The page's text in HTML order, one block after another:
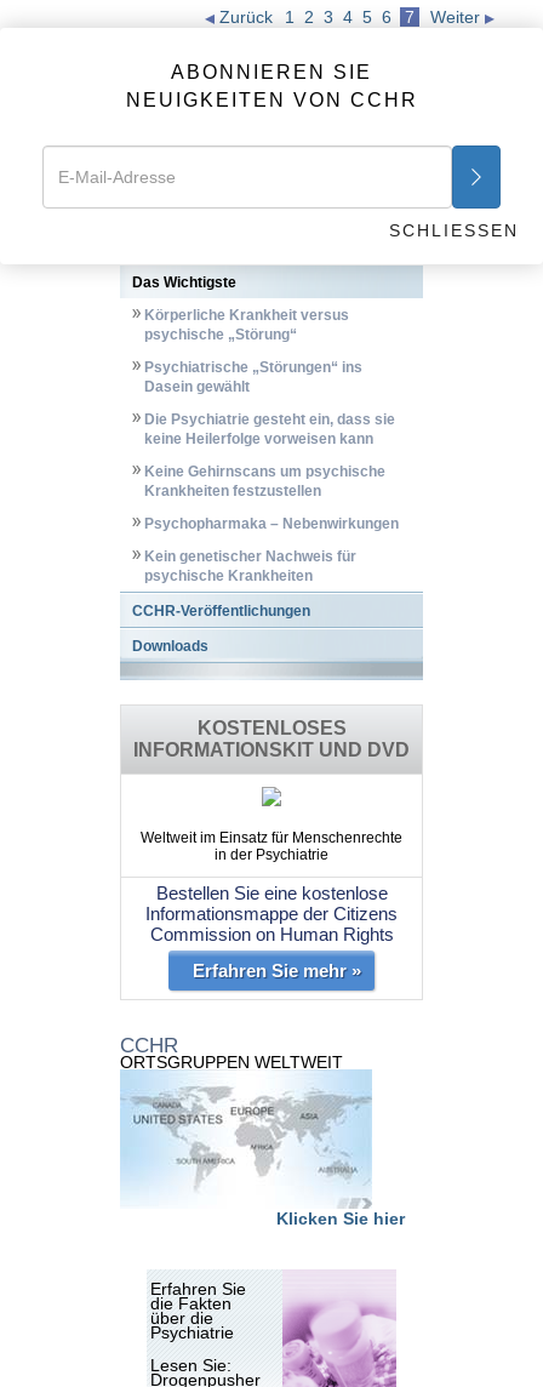
Weiter
1 2 3 4 5 6 7
Zurück
ABONNIEREN SIE
Das Wichtigste
Körperliche Krankheit versus
psychische „Störung“
Psychiatrische „Störungen“ ins
Dasein gewählt
Die Psychiatrie gesteht ein, dass sie
keine Heilerfolge vorweisen kann
Keine Gehirnscans um psychische
Krankheiten festzustellen
Psychopharmaka – Nebenwirkungen
Kein genetischer Nachweis für
psychische Krankheiten
CCHR-Veröffentlichungen
Downloads
KOSTENLOSES
INFORMATIONSKIT UND DVD
Weltweit im Einsatz für Menschenrechte
in der Psychiatrie
Bestellen Sie eine kostenlose
Informationsmappe der Citizens
Commission on Human Rights
Erfahren Sie mehr »
CCHR
ORTSGRUPPEN WELTWEIT
Klicken Sie hier
Erfahren Sie
die Fakten
über die
Psychiatrie
Lesen Sie:
Drogenpusher
ABONNIEREN SIE
NEUIGKEITEN VON CCHR
SCHLIESSEN